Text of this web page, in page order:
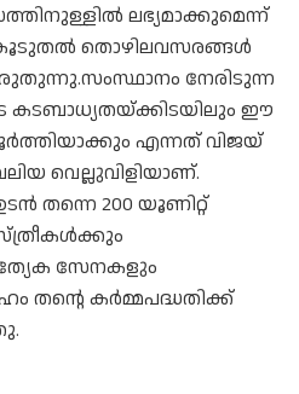
ലഭ്യമാക്കുമെന്ന്
തൊഴിലവസരങ്ങൾ
നേരിടുന്ന
കടബാധ്യതയ്ക്കിടയിലും ഈ
എന്നത് വിജയ്
വെല്ലുവിളിയാണ്.
തന്നെ 200 യൂണിറ്റ്
സേനകളും
തന്റെ കർമ്മപദ്ധതിക്ക്